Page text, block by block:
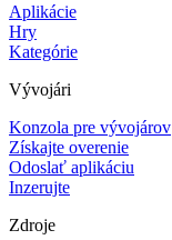
Aplikácie
Hry
Kategórie
Vývojári
Konzola pre vývojárov
Získajte overenie
Odoslať aplikáciu
Inzerujte
Zdroje